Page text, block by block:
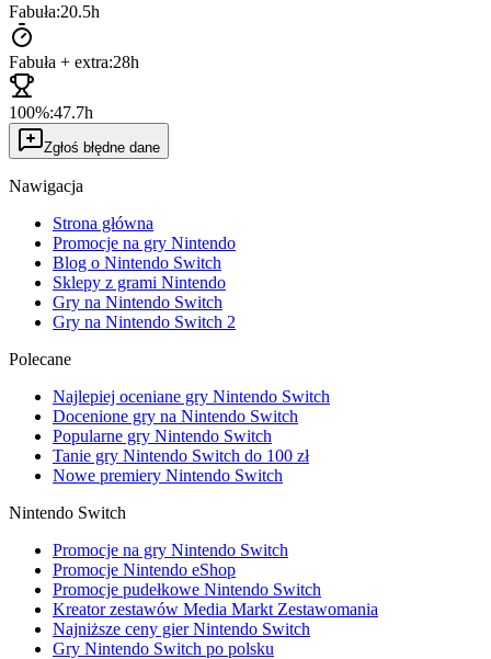
Fabuła:20.5h
Fabuła + extra:28h
100%:47.7h
Zgłoś błędne dane
Nawigacja
Strona główna
Promocje na gry Nintendo
Blog o Nintendo Switch
Sklepy z grami Nintendo
Gry na Nintendo Switch
Gry na Nintendo Switch 2
Polecane
Najlepiej oceniane gry Nintendo Switch
Docenione gry na Nintendo Switch
Popularne gry Nintendo Switch
Tanie gry Nintendo Switch do 100 zł
Nowe premiery Nintendo Switch
Nintendo Switch
Promocje na gry Nintendo Switch
Promocje Nintendo eShop
Promocje pudełkowe Nintendo Switch
Kreator zestawów Media Markt Zestawomania
Najniższe ceny gier Nintendo Switch
Gry Nintendo Switch po polsku